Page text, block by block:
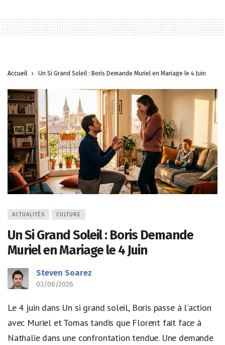
Accueil Un Si Grand Soleil : Boris Demande Muriel en Mariage le 4 Juin
ACTUALITÉS CULTURE
Un Si Grand Soleil : Boris Demande
Muriel en Mariage le 4 Juin
Steven Soarez
03/06/2026
Le 4 juin dans Un si grand soleil, Boris passe à l'action
avec Muriel et Tomas tandis que Florent fait face à
Nathalie dans une confrontation tendue. Une demande